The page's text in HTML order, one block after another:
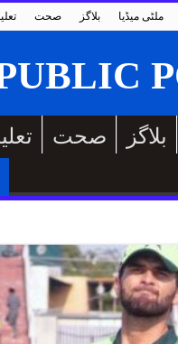
صحت بلاگز ملٹی میڈیا
صحت بلاگز